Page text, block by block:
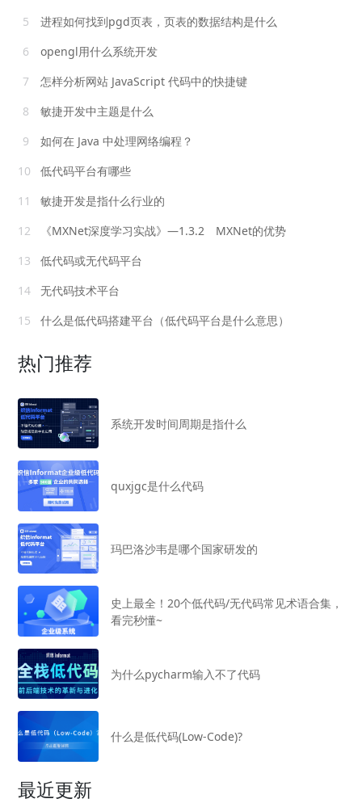
5
进程如何找到pgd页表，页表的数据结构是什么
6
opengl用什么系统开发
7
怎样分析网站 JavaScript 代码中的快捷键
8
敏捷开发中主题是什么
9
如何在 Java 中处理网络编程？
10
低代码平台有哪些
11
敏捷开发是指什么行业的
12
《MXNet深度学习实战》—1.3.2 MXNet的优势
13
低代码或无代码平台
14
无代码技术平台
15
什么是低代码搭建平台（低代码平台是什么意思）
热门推荐
系统开发时间周期是指什么
quxjgc是什么代码
玛巴洛沙韦是哪个国家研发的
史上最全！20个低代码/无代码常见术语合集，
看完秒懂~
为什么pycharm输入不了代码
什么是低代码(Low-Code)?
最近更新